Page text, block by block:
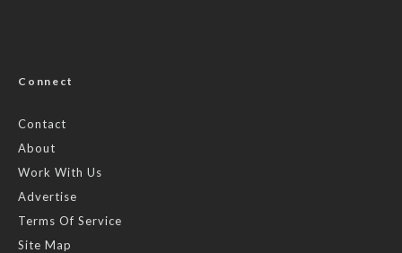
Connect
Contact
About
Work With Us
Advertise
Terms Of Service
Site Map